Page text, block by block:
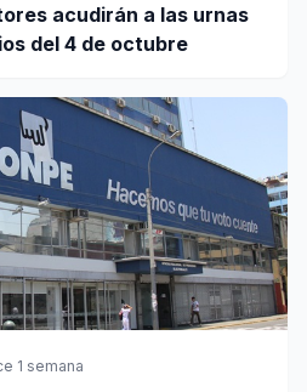
acudirán a las urnas
del 4 de octubre
1 semana